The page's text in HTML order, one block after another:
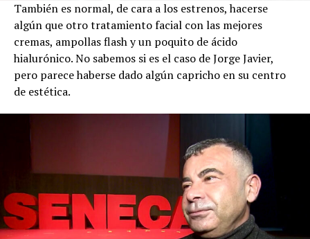
También es normal, de cara a los estrenos, hacerse
algún que otro tratamiento facial con las mejores
cremas, ampollas flash y un poquito de ácido
hialurónico. No sabemos si es el caso de Jorge Javier,
pero parece haberse dado algún capricho en su centro
de estética.